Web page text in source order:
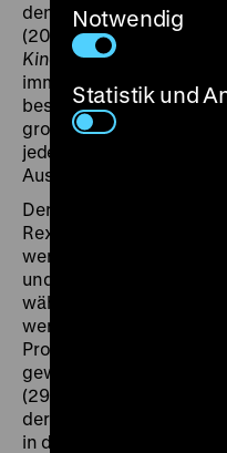
den „unaufdringlichen,
(20.12.1930) von Renate
Kinematographen
immer wieder ihre
bestätigen. Sie sieht
großen Vielseitigkeit,
jedesmal den richtigen
Ausdruck.“ (20.12.1930)
Der erste Tonfilm der
Rex-Serie wird indes
werden linke Störer, die
und kriegstreiberisch
während „Deutschland
werden. In seinem
Propagandaminister
gewesen zu sein, den
(29.12.1930) Das
der Abnahme der
in den siebenjährigen
Notwendig
Statistik und